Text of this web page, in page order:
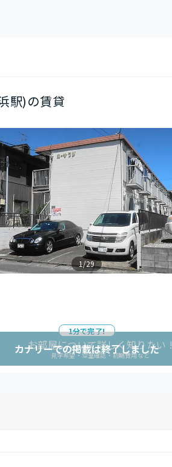
駅)の賃貸
1/29
1分で完了!
お部屋について詳しく知りたい !
見学希望・空室確認・初期費用など
カナリーでの掲載は終了しました